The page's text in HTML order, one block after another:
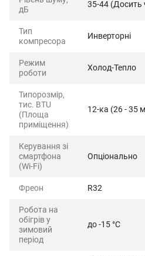
дБ
35-44 (Досить
Тип
компресора
Инверторні
Режим
роботи
Холод-Тепло
Типорозмір,
тис. BTU
(Площа
приміщення)
12-ка (26 - 35
Керування зі
смартфона
(Wi-Fi)
Опціонально
Фреон R32
Робота на
обігрів у
зимовий
період
до -15 °C